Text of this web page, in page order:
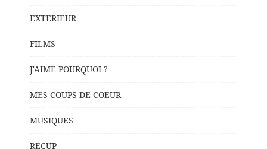
EXTERIEUR
FILMS
J'AIME POURQUOI ?
MES COUPS DE COEUR
MUSIQUES
RECUP